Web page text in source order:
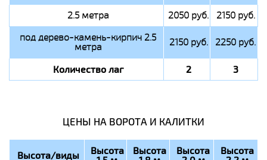
2.5 метра 2050 руб.
2150 руб.
под дерево-камень-кирпич 2.5
метра 2150 руб. 2250 руб.
Количество лаг 2 3
ЦЕНЫ НА ВОРОТА И КАЛИТКИ
Высота/виды Высота Высота Высота Высота